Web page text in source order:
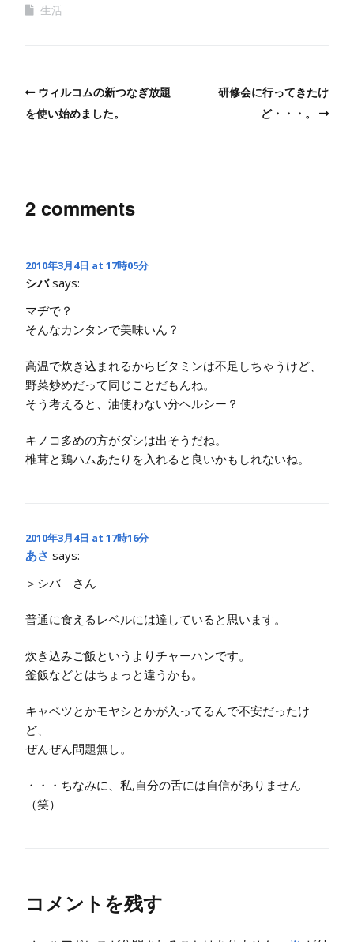
生活
ウィルコムの新つなぎ放題
を使い始めました。
研修会に行ってきたけ
ど・・・。
2 comments
2010年3月4日 at 17時05分
シバ says:
マヂで？
そんなカンタンで美味いん？
高温で炊き込まれるからビタミンは不足しちゃうけど、
野菜炒めだって同じことだもんね。
そう考えると、油使わない分ヘルシー？
キノコ多めの方がダシは出そうだね。
椎茸と鶏ハムあたりを入れると良いかもしれないね。
2010年3月4日 at 17時16分
あさ says:
＞シバ さん
普通に食えるレベルには達していると思います。
炊き込みご飯というよりチャーハンです。
釜飯などとはちょっと違うかも。
キャベツとかモヤシとかが入ってるんで不安だったけ
ど、
ぜんぜん問題無し。
・・・ちなみに、私,自分の舌には自信がありません
（笑）
コメントを残す